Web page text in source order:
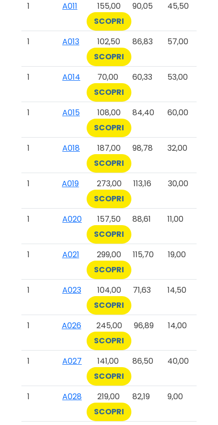
1
A011 155,00 90,05
45,50
SCOPRI
1
A013 102,50 86,83
57,00
SCOPRI
1
A014 70,00 60,33
53,00
SCOPRI
1
A015 108,00 84,40
60,00
SCOPRI
1
A018 187,00 98,78
32,00
SCOPRI
1
A019 273,00 113,16
30,00
SCOPRI
1
A020 157,50 88,61
11,00
SCOPRI
1
A021 299,00 115,70
19,00
SCOPRI
1
A023 104,00 71,63
14,50
SCOPRI
1
A026 245,00 96,89
14,00
SCOPRI
1
A027 141,00 86,50
40,00
SCOPRI
1
A028 219,00 82,19
9,00
SCOPRI